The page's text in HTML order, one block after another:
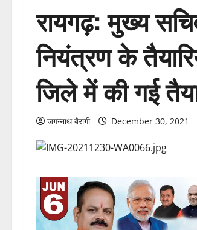
रायगढ़: मुख्य
नियंत्रण के
जिले में की गई
जगन्नाथ बैरागी December 30, 2021